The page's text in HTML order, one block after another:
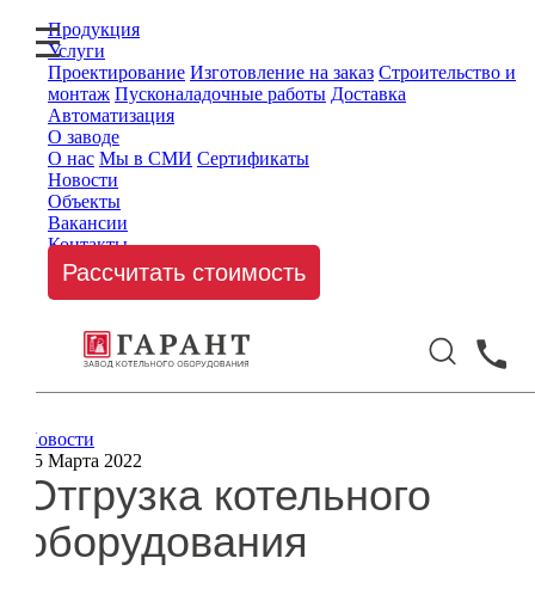
Продукция
Услуги
Проектирование Изготовление на заказ Строительство и
монтаж Пусконаладочные работы Доставка
Автоматизация
О заводе
О нас Мы в СМИ Сертификаты
Новости
Объекты
Вакансии
Контакты
Рассчитать стоимость
Новости
15 Марта 2022
Отгрузка котельного
оборудования